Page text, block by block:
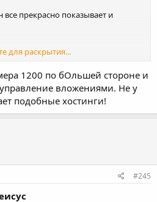
прекрасно показывает и
браузера!
для раскрытия...
1200 по бОльшей стороне и
вложениями. Не у
подобные хостинги!
#245